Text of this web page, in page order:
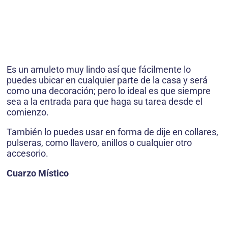
Es un amuleto muy lindo así que fácilmente lo
puedes ubicar en cualquier parte de la casa y será
como una decoración; pero lo ideal es que siempre
sea a la entrada para que haga su tarea desde el
comienzo.
También lo puedes usar en forma de dije en collares,
pulseras, como llavero, anillos o cualquier otro
accesorio.
Cuarzo Místico